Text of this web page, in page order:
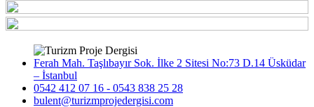
Ferah Mah. Taşlıbayır Sok. İlke 2 Sitesi No:73 D.14 Üsküdar
– İstanbul
0542 412 07 16 - 0543 838 25 28
bulent@turizmprojedergisi.com